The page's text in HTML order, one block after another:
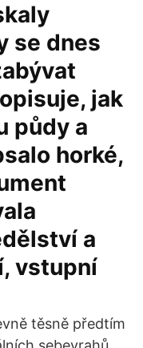
se dnes
jak
půdy a
horké,
a
vstupní
těsně předtím